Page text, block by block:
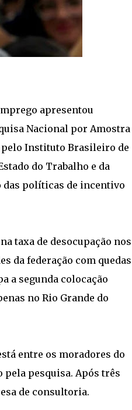
apresentou
Nacional por Amostra
pelo Instituto Brasileiro de
do Trabalho e da
das políticas de incentivo
taxa de desocupação nos
da federação com quedas
a segunda colocação
no Rio Grande do
entre os moradores do
pesquisa. Após três
de consultoria.